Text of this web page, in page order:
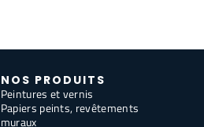
NOS PRODUITS
Peintures et vernis
Papiers peints, revêtements
muraux